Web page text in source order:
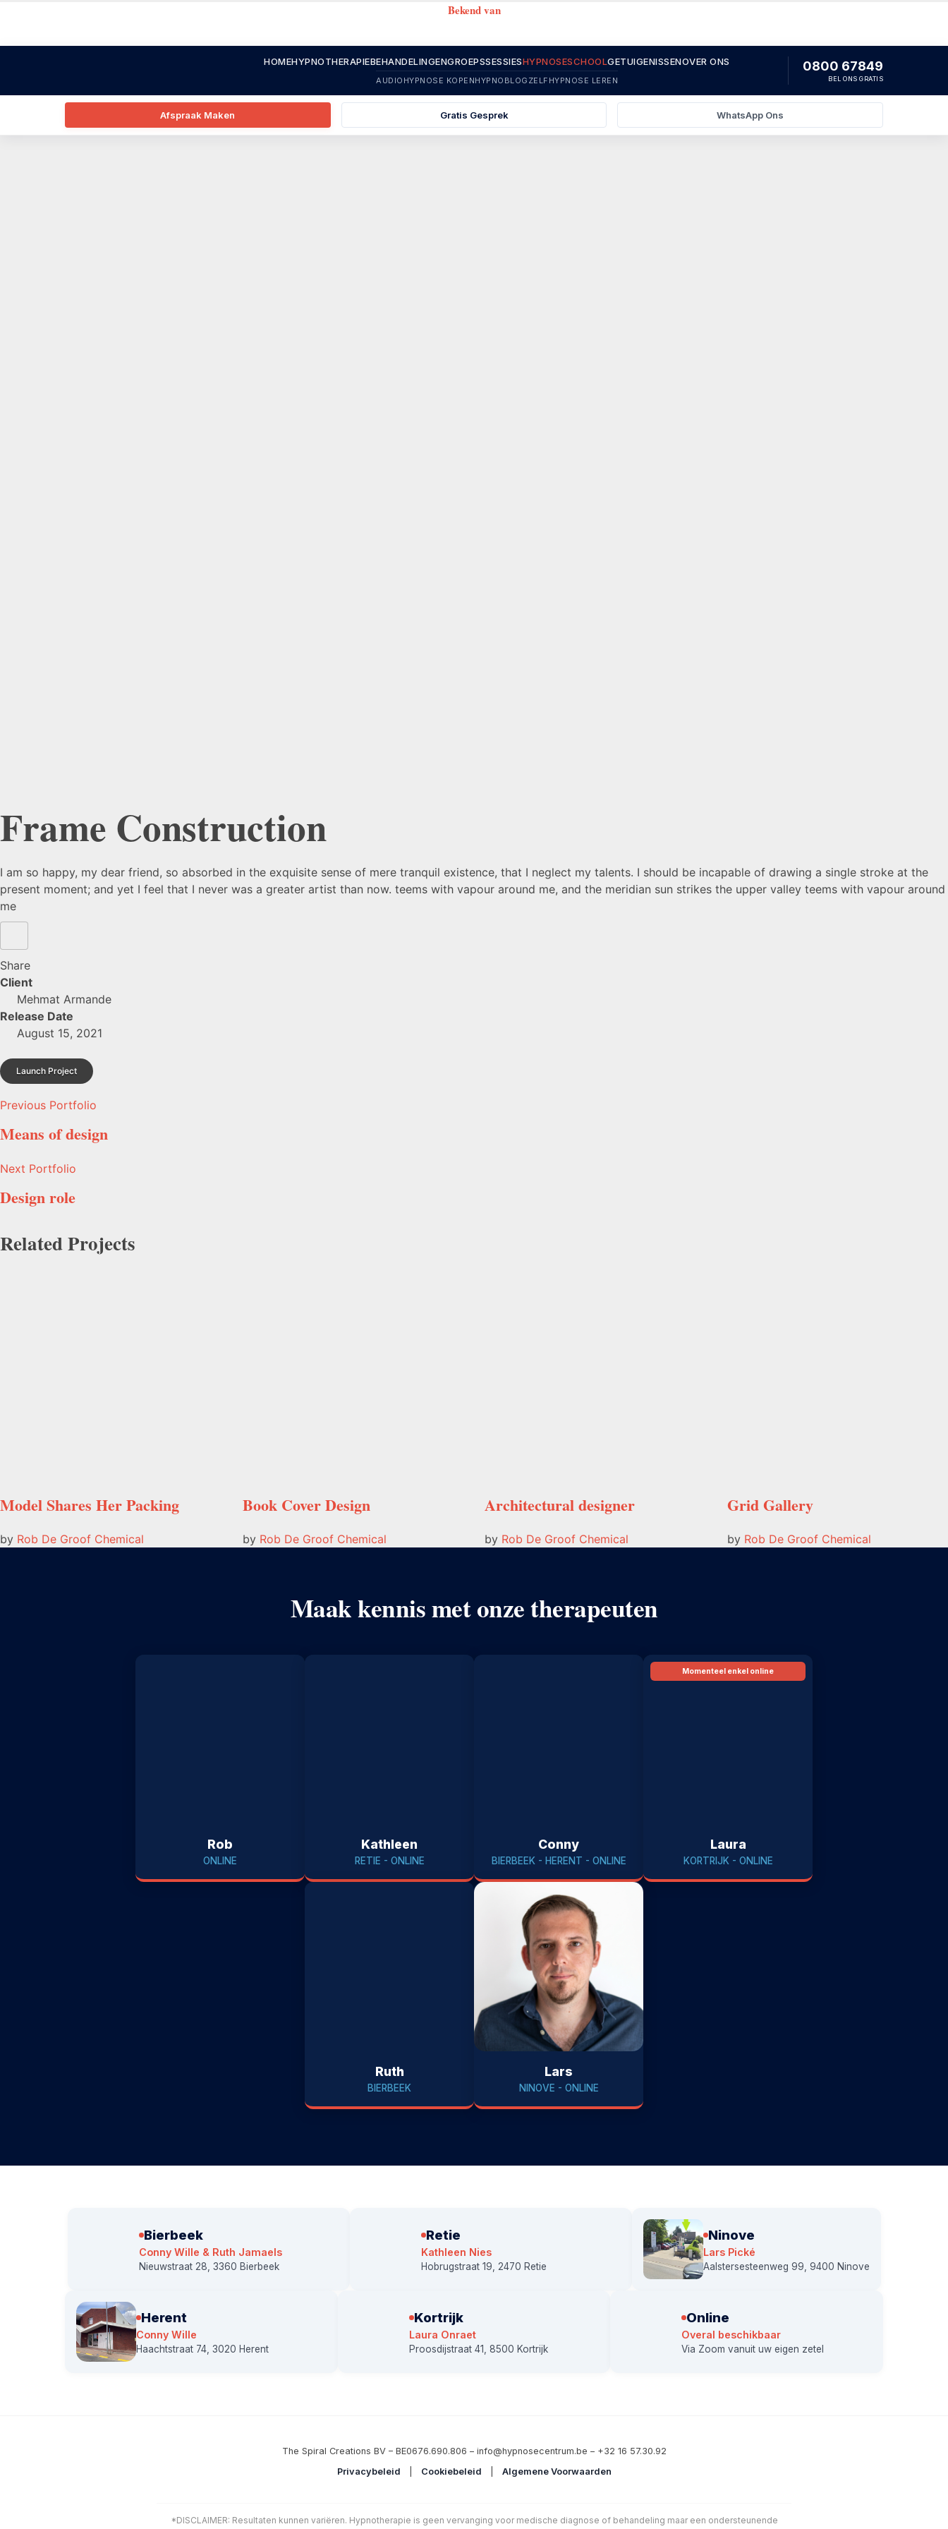
Bekend van
HOMEHYPNOTHERAPIEBEHANDELINGENGROEPSSESSIESHYPNOSESCHOOLGETUIGENISSENOVER ONS
AUDIOHYPNOSE KOPENHYPNOBLOG ZELFHYPNOSE LEREN
0800 67849
BEL ONS GRATIS
Afspraak Maken Gratis Gesprek WhatsApp Ons
Frame Construction
I am so happy, my dear friend, so absorbed in the exquisite sense of mere tranquil existence, that I neglect my talents. I should be incapable of drawing a single stroke at the
present moment; and yet I feel that I never was a greater artist than now. teems with vapour around me, and the meridian sun strikes the upper valley teems with vapour around
me
Share
Client
Mehmat Armande
Release Date
August 15, 2021
Launch Project
Previous Portfolio
Means of design
Next Portfolio
Design role
Related Projects
Model Shares Her Packing
by Rob De Groof Chemical
Book Cover Design
by Rob De Groof Chemical
Architectural designer
by Rob De Groof Chemical
Grid Gallery
by Rob De Groof Chemical
Maak kennis met onze therapeuten
Rob
ONLINE
Kathleen
RETIE - ONLINE
Conny
BIERBEEK - HERENT - ONLINE
Momenteel enkel online
Laura
KORTRIJK - ONLINE
Ruth
BIERBEEK
Lars
NINOVE - ONLINE
Bierbeek
Conny Wille & Ruth Jamaels
Nieuwstraat 28, 3360 Bierbeek
Retie
Kathleen Nies
Hobrugstraat 19, 2470 Retie
Ninove
Lars Pické
Aalstersesteenweg 99, 9400 Ninove
Herent
Conny Wille
Haachtstraat 74, 3020 Herent
Kortrijk
Laura Onraet
Proosdijstraat 41, 8500 Kortrijk
Online
Overal beschikbaar
Via Zoom vanuit uw eigen zetel
The Spiral Creations BV – BE0676.690.806 – info@hypnosecentrum.be – +32 16 57.30.92
Privacybeleid
Cookiebeleid Algemene Voorwaarden
*DISCLAIMER: Resultaten kunnen variëren. Hypnotherapie is geen vervanging voor medische diagnose of behandeling maar een ondersteunende